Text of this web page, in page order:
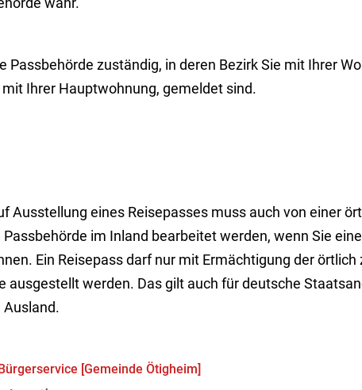
Passbehörde zuständig, in deren Bezirk Sie mit Ihrer
Ihrer Hauptwohnung, gemeldet sind.
Ausstellung eines Reisepasses muss auch von einer
im Inland bearbeitet werden, wenn Sie
Ein Reisepass darf nur mit Ermächtigung der örtlich
ausgestellt werden. Das gilt auch für deutsche
[Gemeinde Ötigheim]